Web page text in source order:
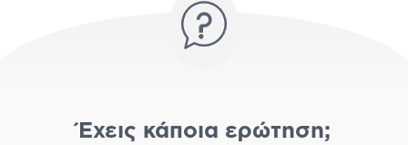
Έχεις κάποια ερώτηση;